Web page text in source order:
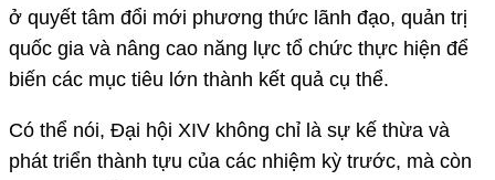
ở quyết tâm đổi mới phương thức lãnh đạo, quản trị
quốc gia và nâng cao năng lực tổ chức thực hiện để
biến các mục tiêu lớn thành kết quả cụ thể.
Có thể nói, Đại hội XIV không chỉ là sự kế thừa và
phát triển thành tựu của các nhiệm kỳ trước, mà còn